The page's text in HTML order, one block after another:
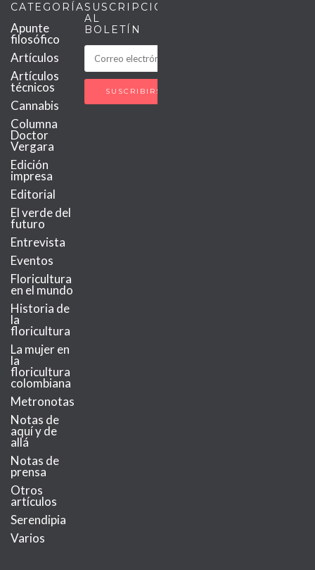
CATEGORÍAS
Apunte
filosófico
Artículos
Artículos
técnicos
Cannabis
Columna
Doctor
Vergara
Edición
impresa
Editorial
El verde del
futuro
Entrevista
Eventos
Floricultura
en el mundo
Historia de
la
floricultura
La mujer en
la
floricultura
colombiana
Metronotas
Notas de
aquí y de
allá
Notas de
prensa
Otros
artículos
Serendipia
Varios
SUSCRIPCIÓN
AL
BOLETÍN